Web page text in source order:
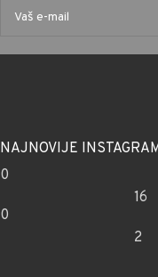
NAJNOVIJE
0
0
16
2